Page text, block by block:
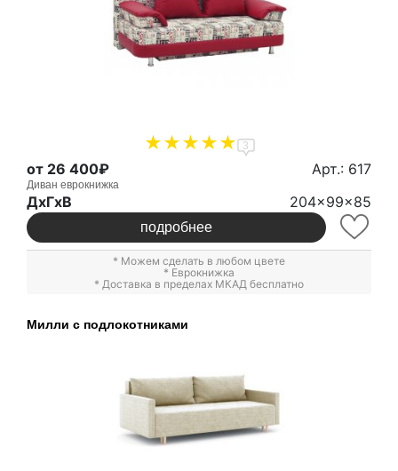
3
от 26 400₽ Арт.: 617
Диван еврокнижка
ДxГxВ 204x99x85
подробнее
* Можем сделать в любом цвете
* Еврокнижка
* Доставка в пределах МКАД бесплатно
Милли с подлокотниками